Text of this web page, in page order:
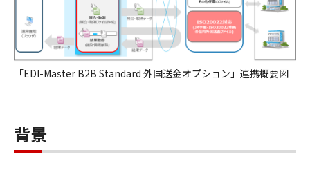
「EDI-Master B2B Standard 外国送金オプション」連携概要図
背景